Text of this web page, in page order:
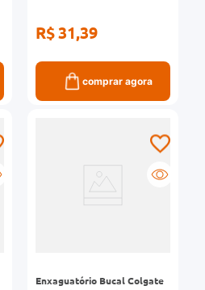
R$ 31,39
comprar agora
Enxaguatório Bucal Colgate